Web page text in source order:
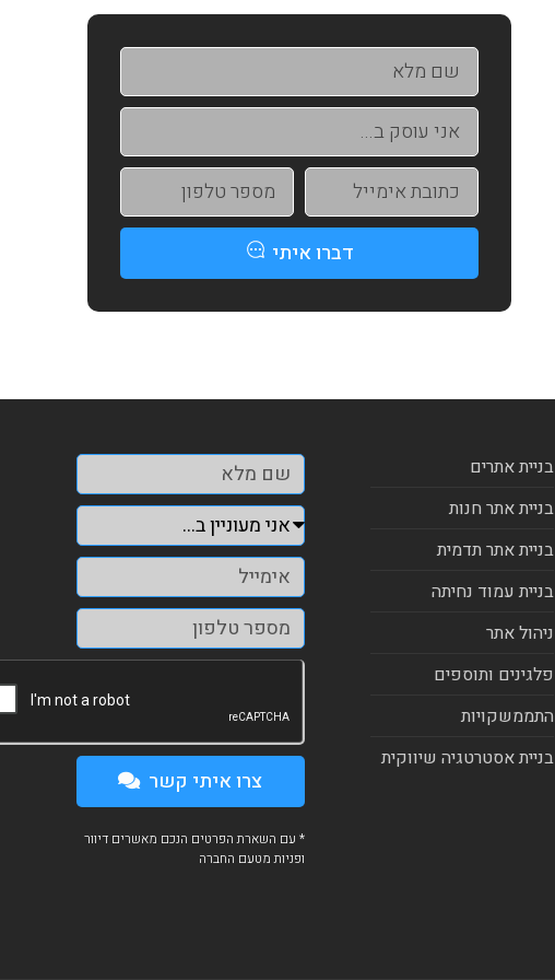
דברו איתי
בניית אתרים
בניית אתר חנות
בניית אתר תדמית
בניית עמוד נחיתה
ניהול אתר
פלגינים ותוספים
התממשקויות
בניית אסטרטגיה שיווקית
צרו איתי קשר
* עם השארת הפרטים הנכם מאשרים דיוור
ופניות מטעם החברה